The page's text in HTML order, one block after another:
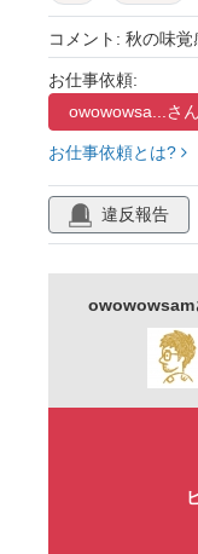
サツマイモ 唐芋
梨 なし
アップル 南瓜
パンプキン にん
キャロット ai
野菜
コメント: 秋の味
お仕事依頼:
owowowsa...さ
お仕事依頼とは?
違反報告
owowowsam